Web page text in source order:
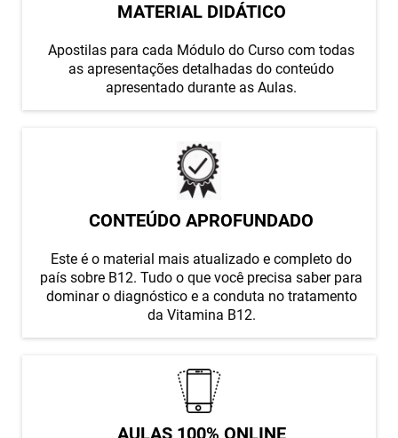
MATERIAL DIDÁTICO
Apostilas para cada Módulo do Curso com todas
as apresentações detalhadas do conteúdo
apresentado durante as Aulas.
CONTEÚDO APROFUNDADO
Este é o material mais atualizado e completo do
país sobre B12. Tudo o que você precisa saber para
dominar o diagnóstico e a conduta no tratamento
da Vitamina B12.
AULAS 100% ONLINE